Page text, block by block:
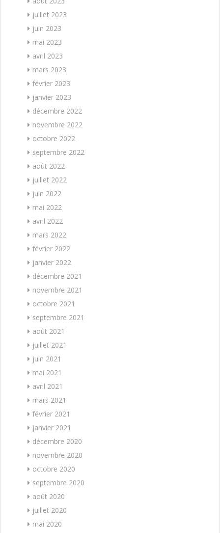
juillet 2023
juin 2023
mai 2023
avril 2023
mars 2023
février 2023
janvier 2023
décembre 2022
novembre 2022
octobre 2022
septembre 2022
août 2022
juillet 2022
juin 2022
mai 2022
avril 2022
mars 2022
février 2022
janvier 2022
décembre 2021
novembre 2021
octobre 2021
septembre 2021
août 2021
juillet 2021
juin 2021
mai 2021
avril 2021
mars 2021
février 2021
janvier 2021
décembre 2020
novembre 2020
octobre 2020
septembre 2020
août 2020
juillet 2020
mai 2020